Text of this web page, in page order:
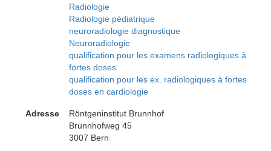
Radiologie
Radiologie pédiatrique
neuroradiologie diagnostique
Neuroradiologie
qualification pour les examens radiologiques à
fortes doses
qualification pour les ex. radiologiques à fortes
doses en cardiologie
Adresse
Röntgeninstitut Brunnhof
Brunnhofweg 45
3007 Bern